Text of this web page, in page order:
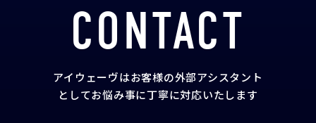
CONTACT
アイウェーヴはお客様の外部アシスタント
としてお悩み事に丁寧に対応いたします